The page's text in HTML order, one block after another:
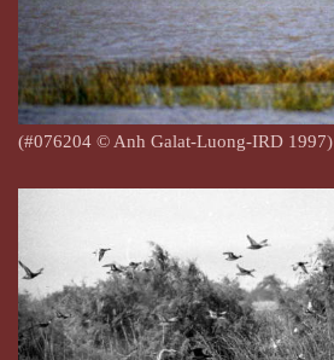
(#076204 © Anh Galat-Luong-IRD 1997)